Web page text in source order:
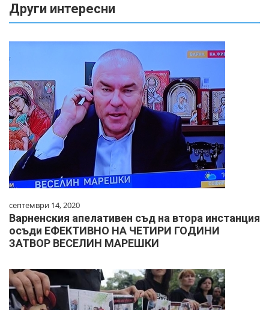
Други интересни
септември 14, 2020
Варненския апелативен съд на втора инстанция
осъди ЕФЕКТИВНО НА ЧЕТИРИ ГОДИНИ
ЗАТВОР ВЕСЕЛИН МАРЕШКИ